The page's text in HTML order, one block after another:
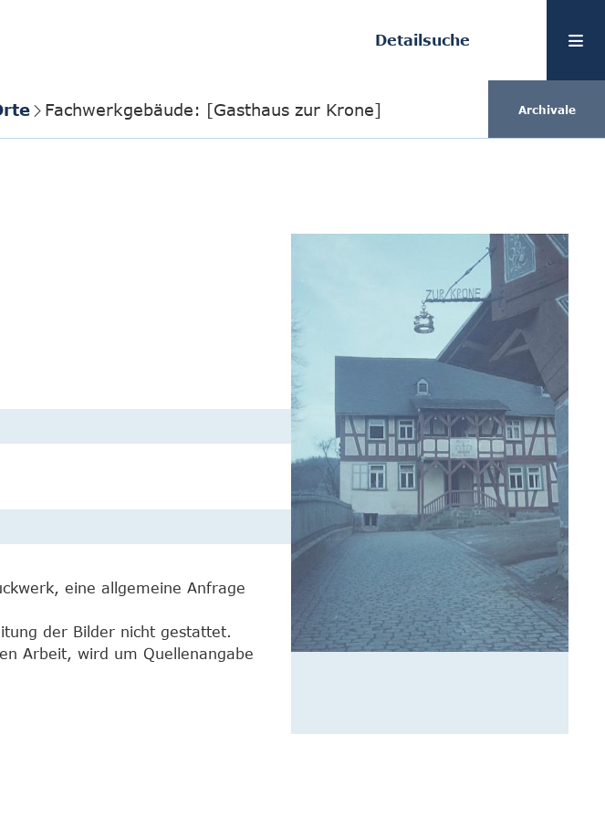
Detailsuche
Fachwerkgebäude: [Gasthaus zur Krone] Archivale
eine allgemeine Anfrage
der Bilder nicht gestattet.
Arbeit, wird um Quellenangabe